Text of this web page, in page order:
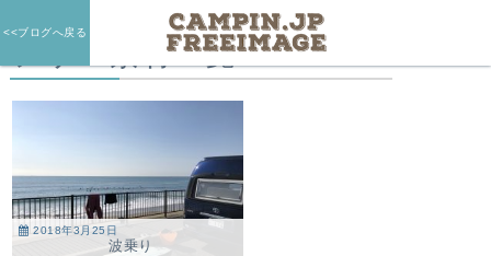
<<ブログへ戻る
フリー素材一覧
2018年3月25日
波乗り